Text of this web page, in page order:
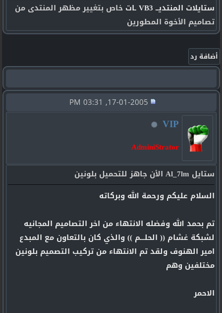
ستايلات المنتديــ VB3 ـات
خاص بتغيير مظهر المنتدى من
تصاميم الأخوة المطورين
VIP
AdminiStrator
ستايل Al_7lm الأن جاهز للتحميل بلونين
السلام عليكم ورحمة الله وبركاته
تم بحمد الله وفضله الانتهاء من اخر التصاميم المجانيه
لشبكة غشام (( الحلـــم )) والذي كان بالتعاون مع المبدع
امير الهنوف ولقد تم الانتهاء من تركيب التصميم بلونين
مختلفين وهم
الاحمر